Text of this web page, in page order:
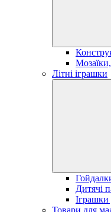
Літні іграшки
Дитячі
Іграшки
Товари для